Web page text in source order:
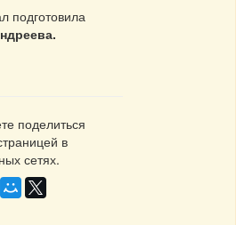
подготовила
поделиться
в
сетях.